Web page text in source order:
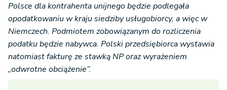
Polsce dla kontrahenta unijnego będzie podlegała
opodatkowaniu w kraju siedziby usługobiorcy, a więc w
Niemczech. Podmiotem zobowiązanym do rozliczenia
podatku będzie nabywca. Polski przedsiębiorca wystawia
natomiast fakturę ze stawką NP oraz wyrażeniem
„odwrotne obciążenie”.